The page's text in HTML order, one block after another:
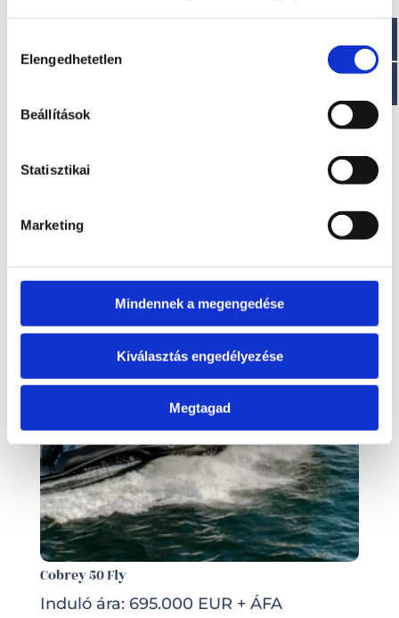
kiválasztása
Elengedhetetlen
Beállítások
Statisztikai
Marketing
Mindennek a megengedése
Kiválasztás engedélyezése
Megtagad
Cobrey 42 HT
Cobrey 50 Fly
Induló ára: 695.000 EUR + ÁFA